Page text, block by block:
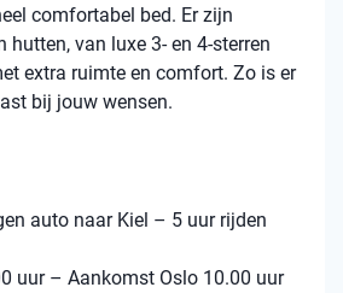
comfortabel bed. Er zijn
hutten, van luxe 3- en 4-sterren
extra ruimte en comfort. Zo is er
bij jouw wensen.
auto naar Kiel – 5 uur rijden
uur – Aankomst Oslo 10.00 uur